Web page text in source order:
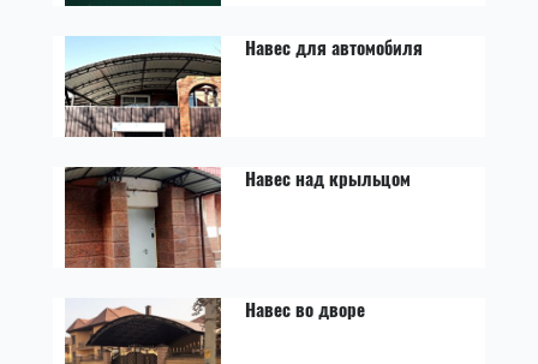
Навес для автомобиля
Навес над крыльцом
Навес во дворе